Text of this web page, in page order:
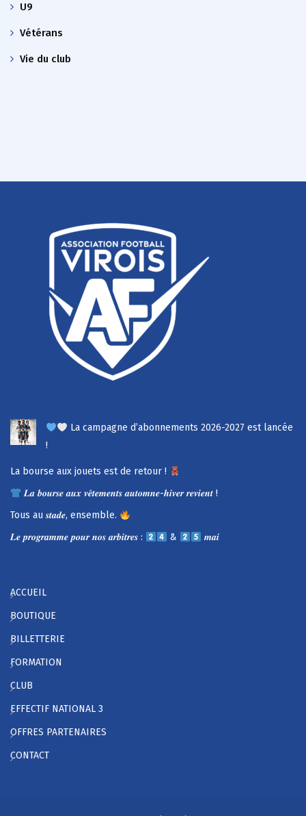
U9
Vétérans
Vie du club
La campagne d’abonnements 2026-2027 est lancée
!
La bourse aux jouets est de retour !
𝑳𝒂 𝒃𝒐𝒖𝒓𝒔𝒆 𝒂𝒖𝒙 𝒗𝒆̂𝒕𝒆𝒎𝒆𝒏𝒕𝒔 𝒂𝒖𝒕𝒐𝒎𝒏𝒆-𝒉𝒊𝒗𝒆𝒓 𝒓𝒆𝒗𝒊𝒆𝒏𝒕 !
Tous au 𝒔𝒕𝒂𝒅𝒆, ensemble.
𝑳𝒆 𝒑𝒓𝒐𝒈𝒓𝒂𝒎𝒎𝒆 𝒑𝒐𝒖𝒓 𝒏𝒐𝒔 𝒂𝒓𝒃𝒊𝒕𝒓𝒆𝒔 :
& 𝒎𝒂𝒊
ACCUEIL
BOUTIQUE
BILLETTERIE
FORMATION
CLUB
EFFECTIF NATIONAL 3
OFFRES PARTENAIRES
CONTACT